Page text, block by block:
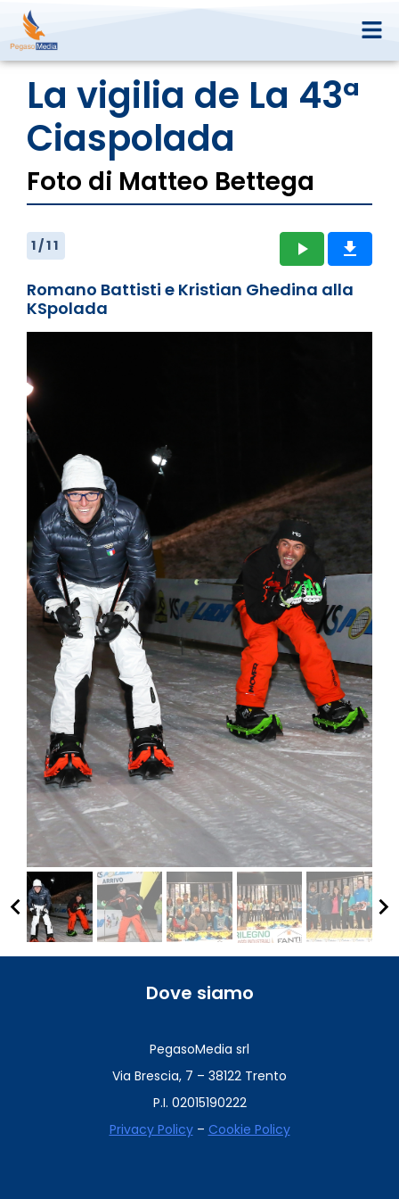
La vigilia de La 43ª
Ciaspolada
Foto di Matteo Bettega
1 /11 play_arrow get_app
Romano Battisti e Kristian Ghedina alla
KSpolada
keyboard_arrow_left keyboard_arrow_right
Dove siamo
PegasoMedia srl
Via Brescia, 7 – 38122 Trento
P.I. 02015190222
Privacy Policy– Cookie Policy